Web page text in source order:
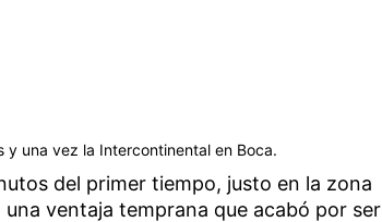
una vez la Intercontinental en Boca.
del primer tiempo, justo en la zona
ventaja temprana que acabó por ser